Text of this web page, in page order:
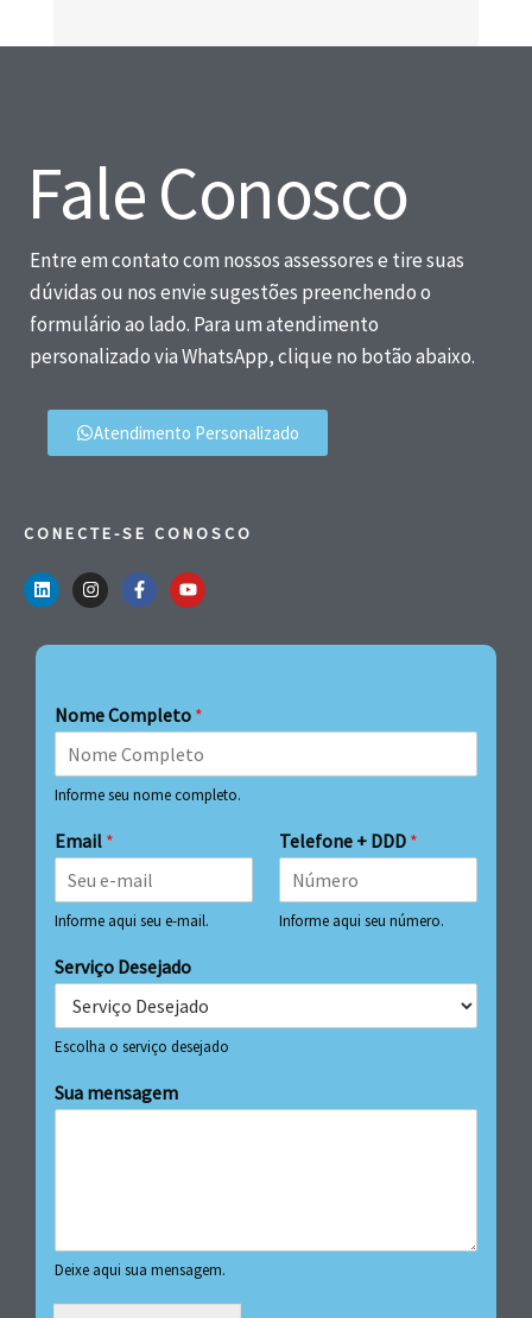
Fale Conosco
Entre em contato com nossos assessores e tire suas
dúvidas ou nos envie sugestões preenchendo o
formulário ao lado. Para um atendimento
personalizado via WhatsApp, clique no botão abaixo.
Atendimento Personalizado
CONECTE-SE CONOSCO
Nome Completo *
Informe seu nome completo.
Email *
Informe aqui seu e-mail.
Telefone + DDD *
Informe aqui seu número.
Serviço Desejado
Escolha o serviço desejado
Sua mensagem
Deixe aqui sua mensagem.